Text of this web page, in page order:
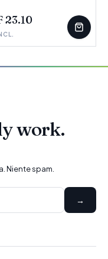
23.10
work.
Niente spam.
→